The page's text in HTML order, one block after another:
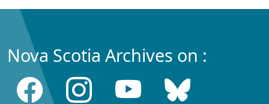
Nova Scotia Archives on :